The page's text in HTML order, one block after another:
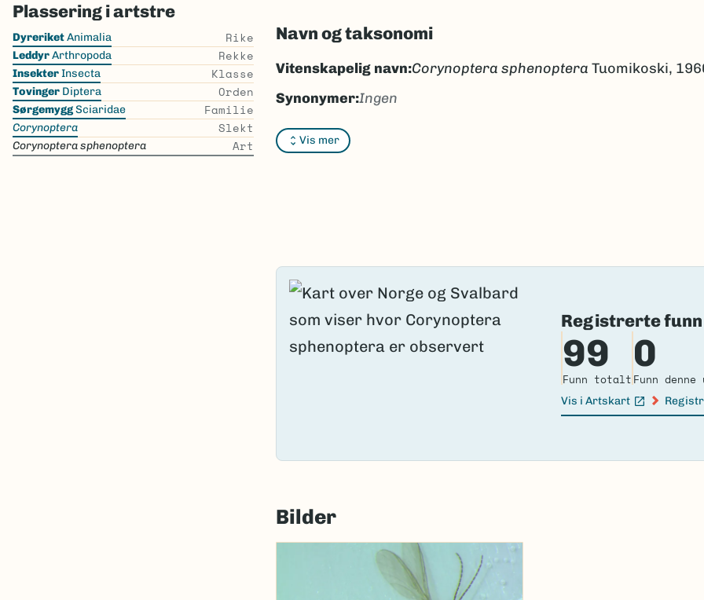
Plassering i artstre
Skip
the
list
DyreriketAnimalia Rike
LeddyrArthropoda Rekke
InsekterInsecta Klasse
Tovinger Diptera Orden
SørgemyggSciaridae Familie
Corynoptera Slekt
Corynoptera sphenoptera Art
Navn og taksonomi
Vis mer
Vitenskapelig navn:Corynoptera sphenoptera Tuomikoski,
Synonymer:Ingen
Bokmål:Ingen
Nynorsk:Ingen
Gå til Nortaxa for flere detaljer
Registrerte funn
99
Funn totalt
0
Funn denne
Vis i Artskart
(Ekstern lenke)
Bilder